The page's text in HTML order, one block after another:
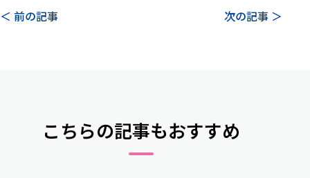
＜ 前の記事 次の記事 ＞
こちらの記事もおすすめ